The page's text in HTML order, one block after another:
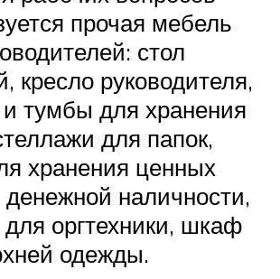
прочая мебель
стол
кресло руководителя,
тумбы для хранения
для папок,
хранения ценных
денежной наличности,
оргтехники, шкаф
одежды.